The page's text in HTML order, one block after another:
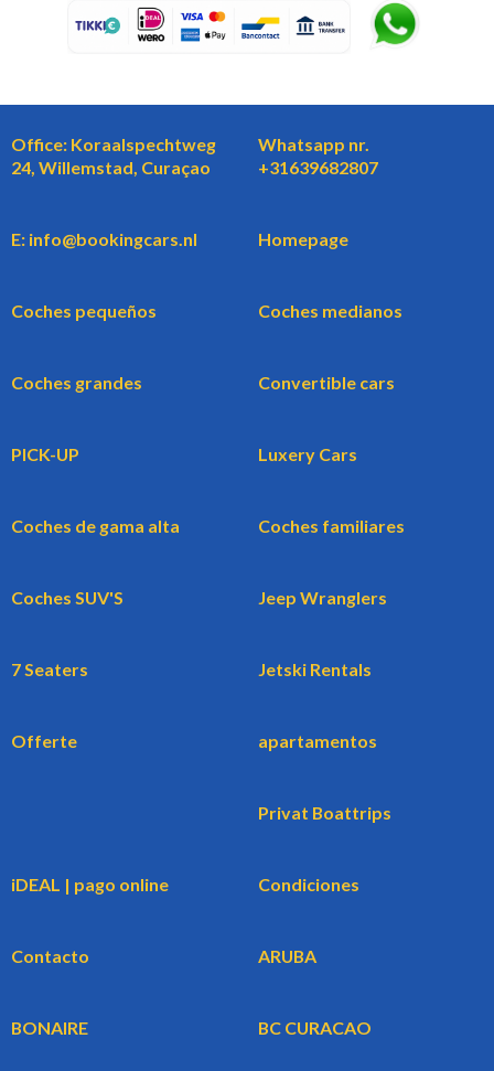
Office: Koraalspechtweg
24, Willemstad, Curaçao
Whatsapp nr.
+31639682807
E: info@bookingcars.nl Homepage
Coches pequeños Coches medianos
Coches grandes Convertible cars
PICK-UP Luxery Cars
Coches de gama alta Coches familiares
Coches SUV'S Jeep Wranglers
7 Seaters Jetski Rentals
Offerte apartamentos
Privat Boattrips
iDEAL | pago online Condiciones
Contacto ARUBA
BONAIRE BC CURACAO